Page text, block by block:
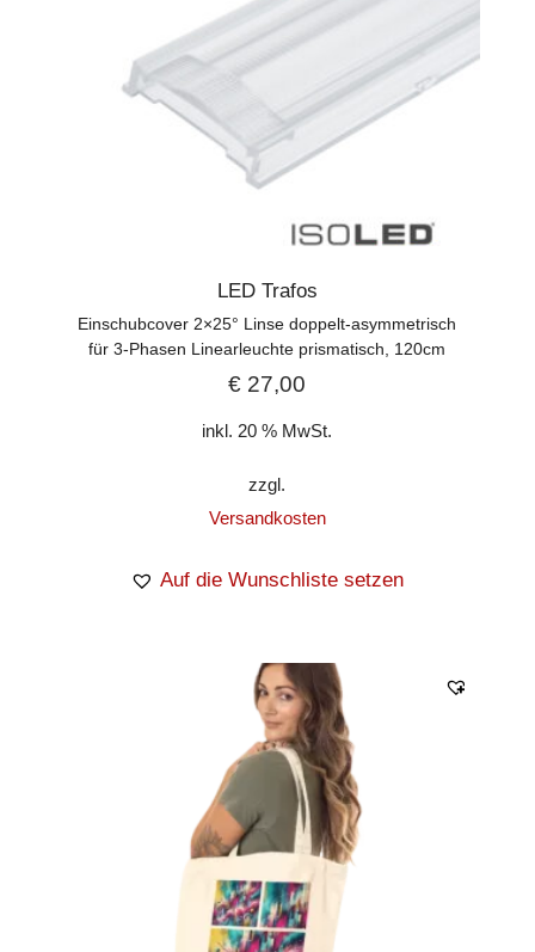
LED Trafos
Einschubcover 2×25° Linse doppelt-asymmetrisch
für 3-Phasen Linearleuchte prismatisch, 120cm
€ 27,00
inkl. 20 % MwSt.
zzgl.
Versandkosten
Auf die Wunschliste setzen